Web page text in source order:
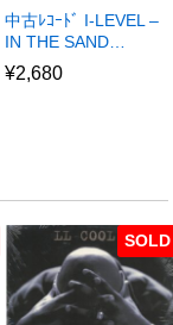
中古ﾚｺｰﾄﾞ I-LEVEL –
IN THE SAND…
¥2,680
SOLD